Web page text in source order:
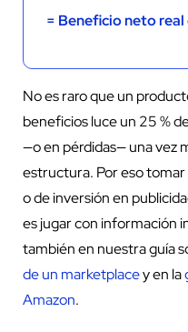
= Beneficio neto
No es raro que un
beneficios luce un 25 %
—o en pérdidas— una vez
estructura. Por eso
o de inversión en
es jugar con información
también en nuestra guía
de un marketplacey en la
Amazon.